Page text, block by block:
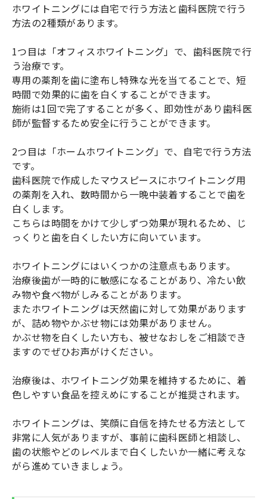
ホワイトニングには自宅で行う方法と歯科医院で行う
方法の2種類があります。
1つ目は「オフィスホワイトニング」で、歯科医院で行
う治療です。
専用の薬剤を歯に塗布し特殊な光を当てることで、短
時間で効果的に歯を白くすることができます。
施術は1回で完了することが多く、即効性があり歯科医
師が監督するため安全に行うことができます。
2つ目は「ホームホワイトニング」で、自宅で行う方法
です。
歯科医院で作成したマウスピースにホワイトニング用
の薬剤を入れ、数時間から一晩中装着することで歯を
白くします。
こちらは時間をかけて少しずつ効果が現れるため、じ
っくりと歯を白くしたい方に向いています。
ホワイトニングにはいくつかの注意点もあります。
治療後歯が一時的に敏感になることがあり、冷たい飲
み物や食べ物がしみることがあります。
またホワイトニングは天然歯に対して効果があります
が、詰め物やかぶせ物には効果がありません。
かぶせ物を白くしたい方も、被せなおしをご相談でき
ますのでぜひお声がけください。
治療後は、ホワイトニング効果を維持するために、着
色しやすい食品を控えめにすることが推奨されます。
ホワイトニングは、笑顔に自信を持たせる方法として
非常に人気がありますが、事前に歯科医師と相談し、
歯の状態やどのレベルまで白くしたいか一緒に考えな
がら進めていきましょう。